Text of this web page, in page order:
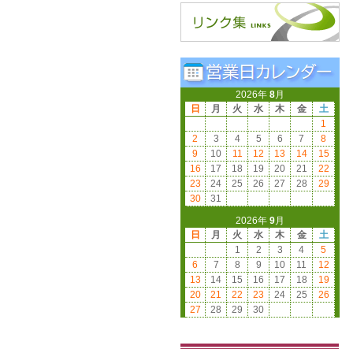
2026年 8月
日
月 火 水 木 金
土
1
2
3 4 5 6 7
8
9
10 11 12 13 14
15
16
17 18 19 20 21
22
23
24 25 26 27 28
29
30
31
2026年 9月
日
月 火 水 木 金
土
1
2 3 4
5
6
7 8 9 10 11
12
13
14 15 16 17 18
19
20
21 22 23 24 25
26
27
28 29 30